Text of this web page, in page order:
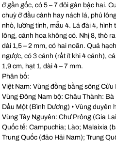
ở gần gốc, có 5 – 7 đôi gân bậc hai.
chuỳ ở đầu cành hay nách lá, phủ
nhỏ, lưỡng tính, mẫu 4. Lá đài 4, hình
lông, cánh hoa không có. Nhị 8, thò
dài 1,5 – 2 mm, có hai noãn. Quả
ngược, có 3 cánh (rất ít khi 4 cánh),
1,9 cm, hạt 1, dài 4 – 7 mm.
Phân bố:
Việt Nam: Vùng đồng bằng sông Cửu
Vùng Đông Nam bộ: Châu Thành: Bà
Dầu Một (Bình Dương) • Vùng duyên
Vùng Tây Nguyên: Chư Prông (Gia
Quốc tế: Campuchia; Lào; Malaixia
Trung Quốc (đảo Hải Nam); Trung